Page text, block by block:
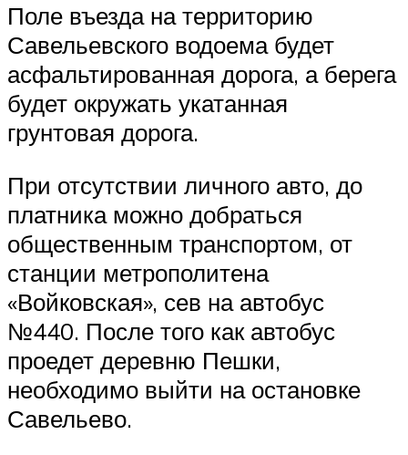
Поле въезда на территорию
Савельевского водоема будет
асфальтированная дорога, а берега
будет окружать укатанная
грунтовая дорога.
При отсутствии личного авто, до
платника можно добраться
общественным транспортом, от
станции метрополитена
«Войковская», сев на автобус
№440. После того как автобус
проедет деревню Пешки,
необходимо выйти на остановке
Савельево.